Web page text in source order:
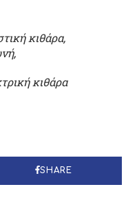
κιθάρα,
κιθάρα
SHARE